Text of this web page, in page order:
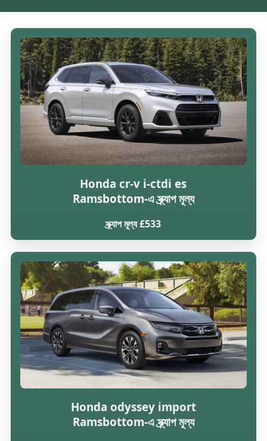
Honda cr-v i-ctdi es
Ramsbottom-এ স্ক্র্যাপ মূল্য
স্ক্র্যাপ মূল্য £533
Honda odyssey import
Ramsbottom-এ স্ক্র্যাপ মূল্য